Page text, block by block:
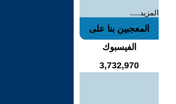
المزيد.....
المعجبين بنا على
الفيسبوك
3,732,970